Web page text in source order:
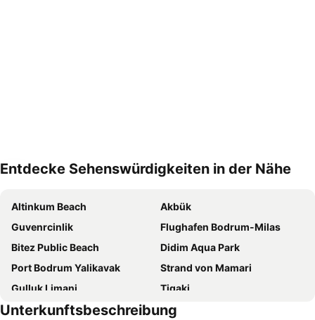
Entdecke Sehenswürdigkeiten in der Nähe
Altinkum Beach
Akbük
Guvenrcinlik
Flughafen Bodrum-Milas
Bitez Public Beach
Didim Aqua Park
Port Bodrum Yalikavak
Strand von Mamari
Gulluk Limani
Tigaki
Hafen von Kos
Gundogan Public Beach
Unterkunftsbeschreibung